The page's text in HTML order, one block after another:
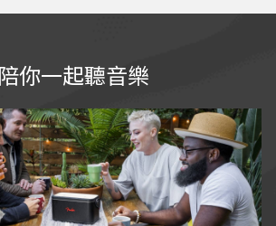
喇叭外型精巧，方便攜帶，
隨處都可建構個人專業錄音
陪你一起聽音樂